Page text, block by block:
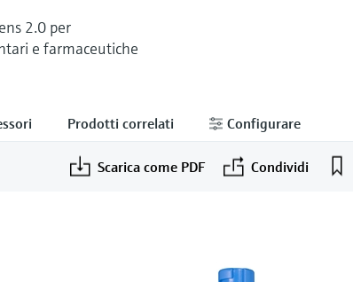
2.0 per
e farmaceutiche
Prodotti correlati Configurare
Scarica come PDF Condividi